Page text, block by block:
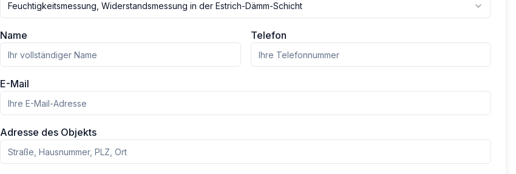
Feuchtigkeitsmessung, Widerstandsmessung in der Estrich-Dämm-Schicht
Name Telefon
E-Mail
Adresse des Objekts